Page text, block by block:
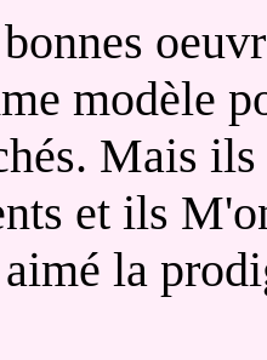
modèle
Mais
et ils
la